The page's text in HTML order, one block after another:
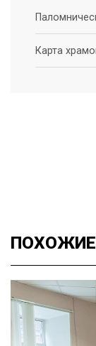
Карта
ПОХОЖИЕ